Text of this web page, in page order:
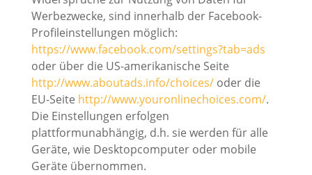
Werbezwecke, sind innerhalb der Facebook-
Profileinstellungen möglich:
https://www.facebook.com/settings?tab=ads
oder über die US-amerikanische Seite
http://www.aboutads.info/choices/oder die
EU-Seite http://www.youronlinechoices.com/.
Die Einstellungen erfolgen
plattformunabhängig, d.h. sie werden für alle
Geräte, wie Desktopcomputer oder mobile
Geräte übernommen.